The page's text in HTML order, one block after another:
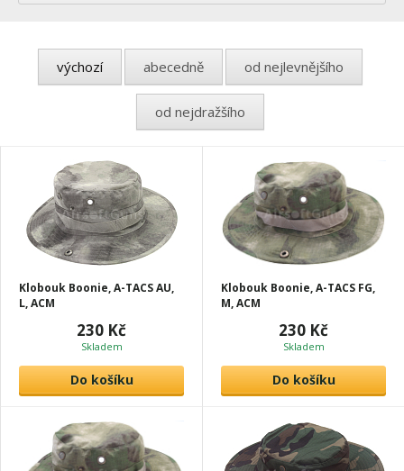
výchozí abecedně od nejlevnějšího
od nejdražšího
Klobouk Boonie, A-TACS AU,
L, ACM
230 Kč
Skladem
Do košíku
Klobouk Boonie, A-TACS FG,
M, ACM
230 Kč
Skladem
Do košíku